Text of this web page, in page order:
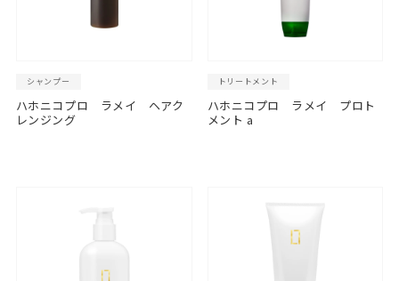
シャンプー
ハホニコプロ ラメイ ヘアク
レンジング
トリートメント
ハホニコプロ ラメイ プロト
メント a